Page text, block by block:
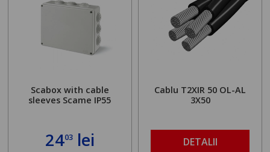
Scabox with cable
sleeves Scame IP55
2403lei
Cablu T2XIR 50 OL-AL
3X50
DETALII